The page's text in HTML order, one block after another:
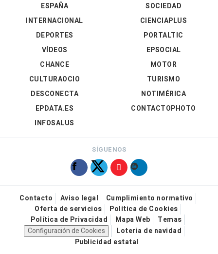
ESPAÑA
INTERNACIONAL
DEPORTES
VÍDEOS
SOCIEDAD
CIENCIAPLUS
PORTALTIC
EPSOCIAL
CHANCE
CULTURAOCIO
DESCONECTA
EPDATA.ES
INFOSALUS
MOTOR
TURISMO
NOTIMÉRICA
CONTACTOPHOTO
SÍGUENOS
Contacto Aviso legal
Cumplimiento normativo
Oferta de servicios
Política de Cookies
Política de Privacidad
Mapa Web
Temas
Configuración de Cookies
Loteria de navidad
Publicidad estatal